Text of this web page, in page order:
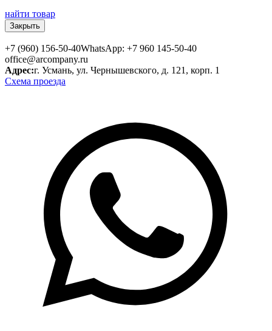
найти товар
Закрыть
+7 (960) 156-50-40WhatsApp: +7 960 145-50-40
office@arcompany.ru
Адрес:г. Усмань, ул. Чернышевского, д. 121, корп. 1
Схема проезда